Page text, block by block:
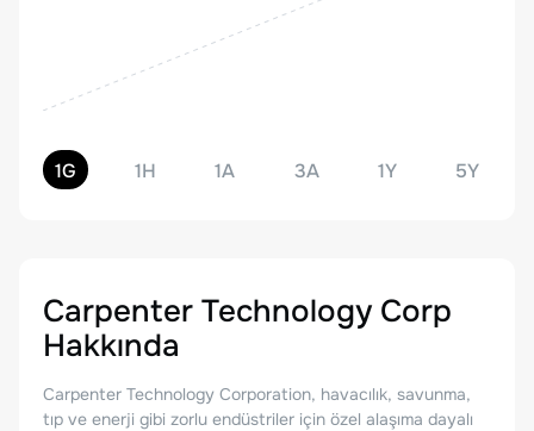
1G 1H 1A 3A 1Y 5Y
Carpenter Technology Corp
Hakkında
Carpenter Technology Corporation, havacılık, savunma,
tıp ve enerji gibi zorlu endüstriler için özel alaşıma dayalı